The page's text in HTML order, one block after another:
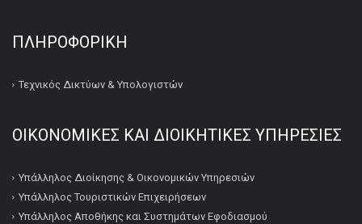
ΠΛΗΡΟΦΟΡΙΚΉ
Τεχνικός Δικτύων & Υπολογιστών
ΟΙΚΟΝΟΜΙΚΕΣ ΚΑΙ ΔΙΟΙΚΗΤΙΚΕΣ ΥΠΗΡΕΣΙΕΣ
Υπάλληλος Διοίκησης & Οικονομικών Υπηρεσιών
Υπάλληλος Τουριστικών Επιχειρήσεων
Υπάλληλος Αποθήκης και Συστημάτων Εφοδιασμού